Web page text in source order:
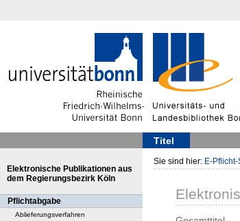
Titel
Elektronische Publikationen aus
dem Regierungsbezirk Köln
Pflichtabgabe
Ablieferungsverfahren
Sie sind hier: E-